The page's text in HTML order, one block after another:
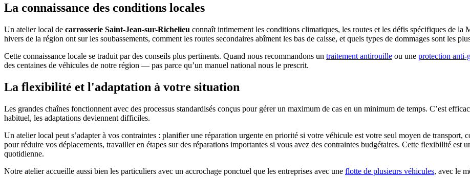
La connaissance des conditions locales
Un atelier local de carrosserie Saint-Jean-sur-Richelieu connaît intimement les conditions climatiques, les routes et les défis spécifiques de la
hivers de la région ont sur les soubassements, comment les routes secondaires abîment les bas de caisse, et quels types de dommages sont les
Cette connaissance locale se traduit par des conseils plus pertinents. Quand nous recommandons un traitement antirouille ou une protection anti-
des centaines de véhicules de notre région — pas parce qu’un manuel national nous le prescrit.
La flexibilité et l'adaptation à votre situation
Les grandes chaînes fonctionnent avec des processus standardisés conçus pour gérer un maximum de cas en un minimum de temps. C’est
habituel, les adaptations deviennent difficiles.
Un atelier local peut s’adapter à vos contraintes : planifier une réparation urgente en priorité si votre véhicule est votre seul moyen de transport,
pour réduire vos déplacements, travailler en étapes sur des réparations importantes si vous avez des contraintes budgétaires. Cette flexibilité est
quotidienne.
Notre atelier accueille aussi bien les particuliers avec un accrochage ponctuel que les entreprises avec une flotte de plusieurs véhicules, avec le